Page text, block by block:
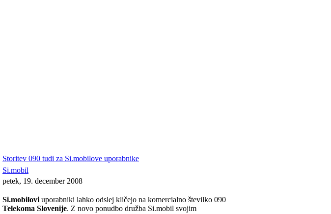
Storitev 090 tudi za Si.mobilove uporabnike
Si.mobil
petek, 19. december 2008
Si.mobilovi uporabniki lahko odslej kličejo na komercialno številko 090
Telekoma Slovenije. Z novo ponudbo družba Si.mobil svojim